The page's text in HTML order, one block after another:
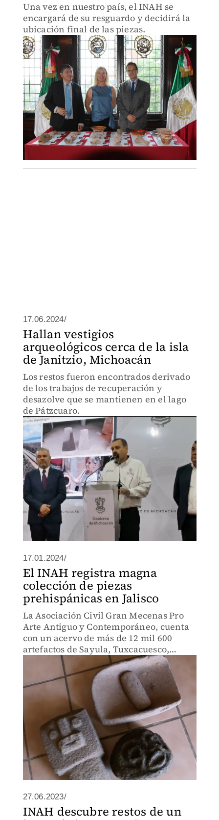
Una vez en nuestro país, el INAH se
encargará de su resguardo y decidirá la
ubicación final de las piezas.
17.06.2024/
Hallan vestigios
arqueológicos cerca de la isla
de Janitzio, Michoacán
Los restos fueron encontrados derivado
de los trabajos de recuperación y
desazolve que se mantienen en el lago
de Pátzcuaro.
17.01.2024/
El INAH registra magna
colección de piezas
prehispánicas en Jalisco
La Asociación Civil Gran Mecenas Pro
Arte Antiguo y Contemporáneo, cuenta
con un acervo de más de 12 mil 600
artefactos de Sayula, Tuxcacuesco,
Región Valles y Michoacán la mayoría
correspondientes al periodo Clásico.
27.06.2023/
INAH descubre restos de un